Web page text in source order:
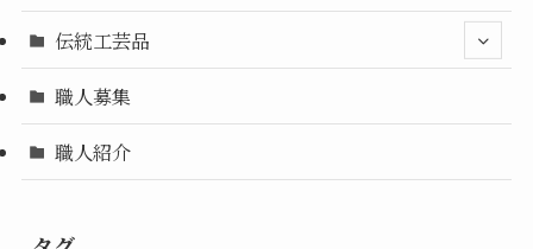
伝統工芸品
職人募集
職人紹介